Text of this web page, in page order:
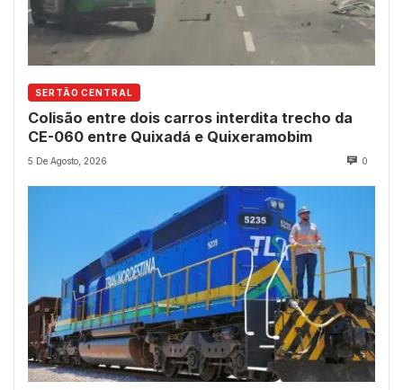
SERTÃO CENTRAL
Colisão entre dois carros interdita trecho da
CE-060 entre Quixadá e Quixeramobim
5 De Agosto, 2026 0